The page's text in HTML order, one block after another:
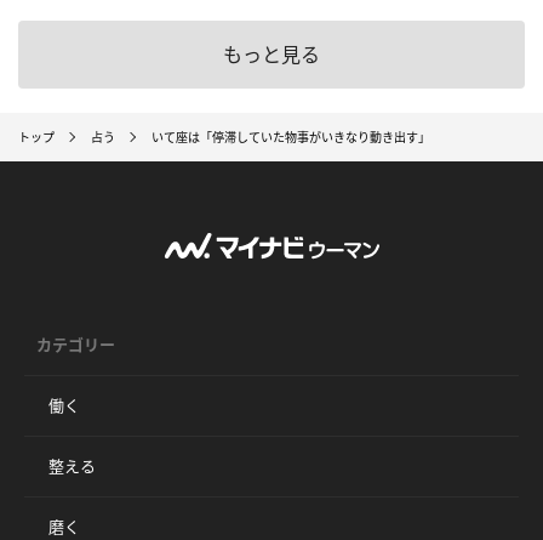
もっと見る
トップ 占う いて座は「停滞していた物事がいきなり動き出す」
カテゴリー
働く
整える
磨く